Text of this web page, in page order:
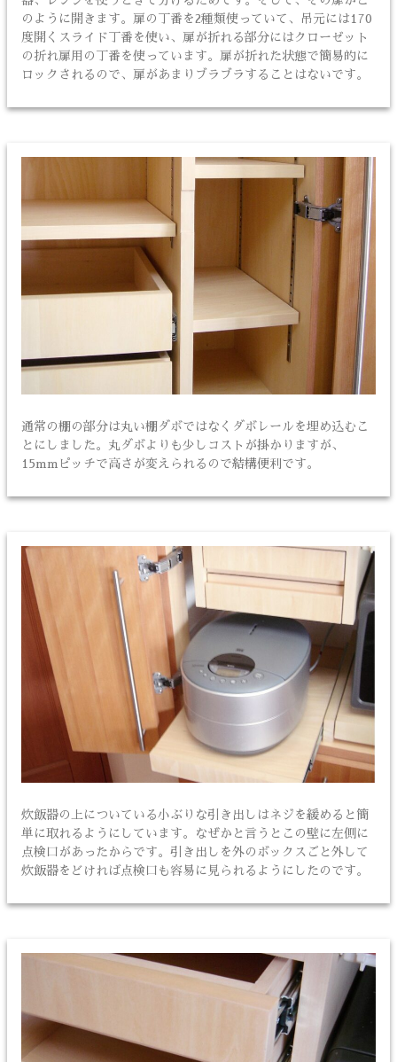
のように開きます。扉の丁番を2種類使っていて、吊元には170
度開くスライド丁番を使い、扉が折れる部分にはクローゼット
の折れ扉用の丁番を使っています。扉が折れた状態で簡易的に
ロックされるので、扉があまりブラブラすることはないです。
通常の棚の部分は丸い棚ダボではなくダボレールを埋め込むこ
とにしました。丸ダボよりも少しコストが掛かりますが、
15mmピッチで高さが変えられるので結構便利です。
炊飯器の上についている小ぶりな引き出しはネジを緩めると簡
単に取れるようにしています。なぜかと言うとこの壁に左側に
点検口があったからです。引き出しを外のボックスごと外して
炊飯器をどければ点検口も容易に見られるようにしたのです。